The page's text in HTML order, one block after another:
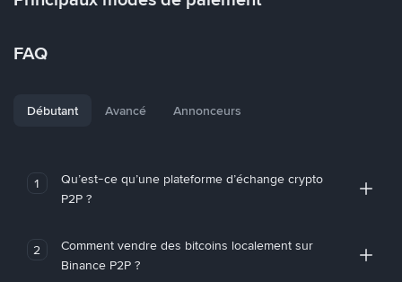
FAQ
Débutant Avancé Annonceurs
1
Qu’est-ce qu’une plateforme d’échange crypto
P2P ?
2
Comment vendre des bitcoins localement sur
Binance P2P ?